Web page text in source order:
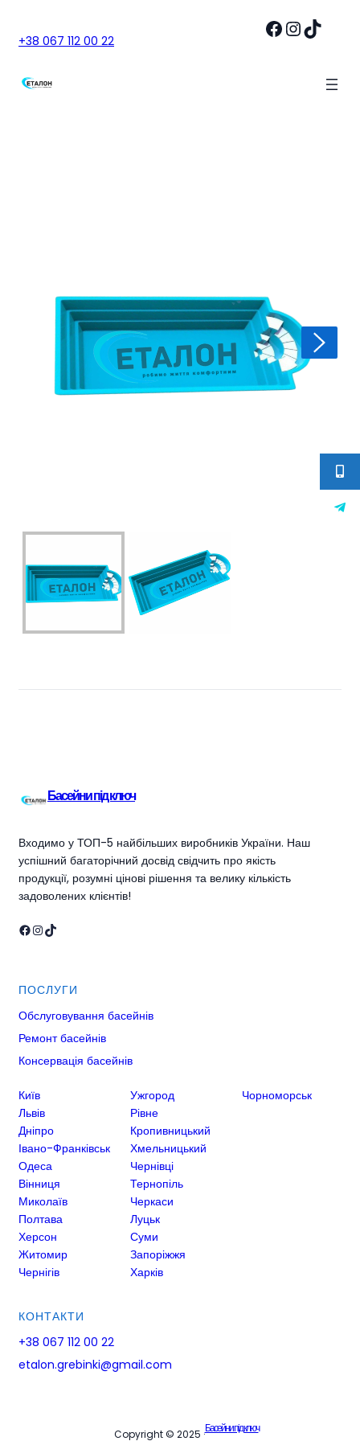
+38 067 112 00 22
Facebook InstagramTikTok
Басейни під ключ
Входимо у ТОП-5 найбільших виробників України. Наш
успішний багаторічний досвід свідчить про якість
продукції, розумні цінові рішення та велику кількість
задоволених клієнтів!
Facebook InstagramTikTok
ПОСЛУГИ
Обслуговування басейнів
Ремонт басейнів
Консервація басейнів
Київ
Львів
Дніпро
Івано-Франківськ
Одеса
Вінниця
Миколаїв
Полтава
Херсон
Житомир
Чернігів
Ужгород
Рівне
Кропивницький
Хмельницький
Чернівці
Тернопіль
Черкаси
Луцьк
Суми
Запоріжжя
Харків
Чорноморськ
КОНТАКТИ
+38 067 112 00 22
etalon.grebinki@gmail.com
Copyright © 2025 ·Басейни під ключ